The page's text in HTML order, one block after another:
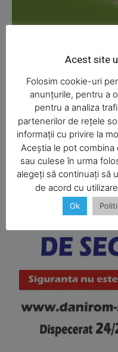
Company
About
Contact us
Subscription Plans
My account
Acest site
Folosim cookie-uri
anunțurile, pentru a
pentru a analiza
partenerilor de rețele
informații cu privire la
Aceștia le pot
sau culese în urma
alegeți să continuați să
de acord cu
Ok